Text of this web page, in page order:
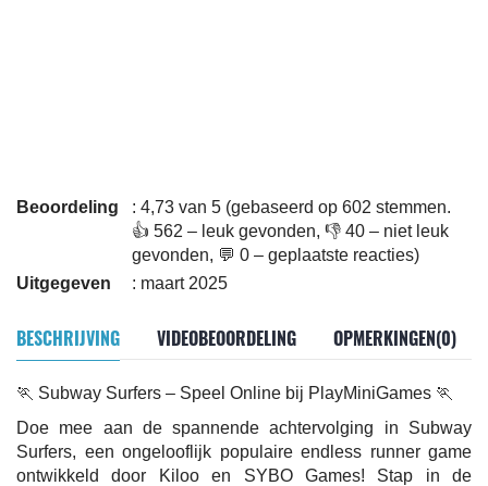
Beoordeling
: 4,73 van 5 (gebaseerd op 602 stemmen.
👍 562 – leuk gevonden, 👎 40 – niet leuk
gevonden, 💬 0 – geplaatste reacties)
Uitgegeven
: maart 2025
BESCHRIJVING VIDEOBEOORDELING OPMERKINGEN(0)
🏃 Subway Surfers – Speel Online bij PlayMiniGames 🏃
Doe mee aan de spannende achtervolging in Subway
Surfers, een ongelooflijk populaire endless runner game
ontwikkeld door Kiloo en SYBO Games! Stap in de